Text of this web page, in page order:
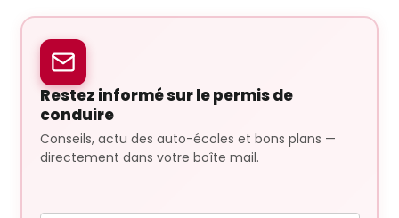
Restez informé sur le permis de
conduire
Conseils, actu des auto-écoles et bons plans —
directement dans votre boîte mail.